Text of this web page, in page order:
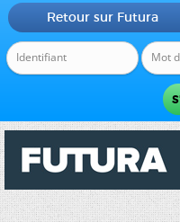
Retour sur Futura